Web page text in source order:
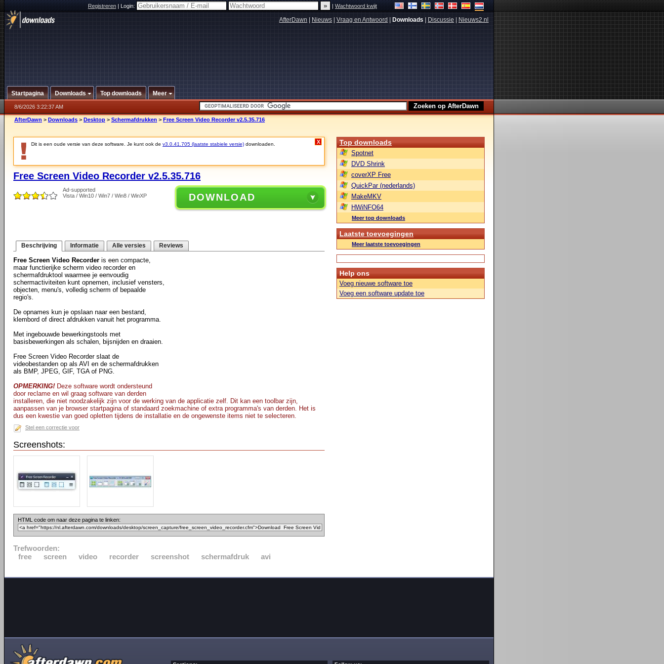
Registreren|Login: |Wachtwoord kwijt
AfterDawn Nieuws Vraag en Antwoord Downloads Discussie Nieuws2.nl
Startpagina Downloads Top downloads Meer
8/6/2026 3:22:37 AM
AfterDawn > Downloads > Desktop > Schermafdrukken > Free Screen Video Recorder v2.5.35.716
Dit is een oude versie van deze software. Je kunt ook de v3.0.41.705 (laatste stabiele versie) downloaden. X
Free Screen Video Recorder v2.5.35.716
Ad-supported
Vista / Win10 / Win7 / Win8 / WinXP
DOWNLOAD
Beschrijving Informatie Alle versies Reviews
Free Screen Video Recorder is een compacte,
maar functierijke scherm video recorder en
schermafdruktool waarmee je eenvoudig
schermactiviteiten kunt opnemen, inclusief vensters,
objecten, menu's, volledig scherm of bepaalde
regio's.
De opnames kun je opslaan naar een bestand,
klembord of direct afdrukken vanuit het programma.
Met ingebouwde bewerkingstools met
basisbewerkingen als schalen, bijsnijden en draaien.
Free Screen Video Recorder slaat de
videobestanden op als AVI en de schermafdrukken
als BMP, JPEG, GIF, TGA of PNG.
OPMERKING! Deze software wordt ondersteund
door reclame en wil graag software van derden
installeren, die niet noodzakelijk zijn voor de werking van de applicatie zelf. Dit kan een toolbar zijn,
aanpassen van je browser startpagina of standaard zoekmachine of extra programma's van derden. Het is
dus een kwestie van goed opletten tijdens de installatie en de ongewenste items niet te selecteren.
Stel een correctie voor
Screenshots:
HTML code om naar deze pagina te linken:
Trefwoorden:
free
screen video recorder screenshot schermafdruk avi
Top downloads
Spotnet
DVD Shrink
coverXP Free
QuickPar (nederlands)
MakeMKV
HWiNFO64
Meer top downloads
Laatste toevoegingen
Meer laatste toevoegingen
Help ons
Voeg nieuwe software toe
Voeg een software update toe